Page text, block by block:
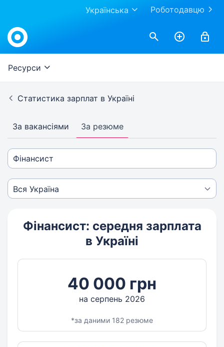
Роботодавцю
Українська
Ресурси
Статистика зарплат в Україні
За вакансіями За резюме
Фінансист: середня зарплата
в Україні
40 000 грн
на серпень 2026
*за даними 182 резюме